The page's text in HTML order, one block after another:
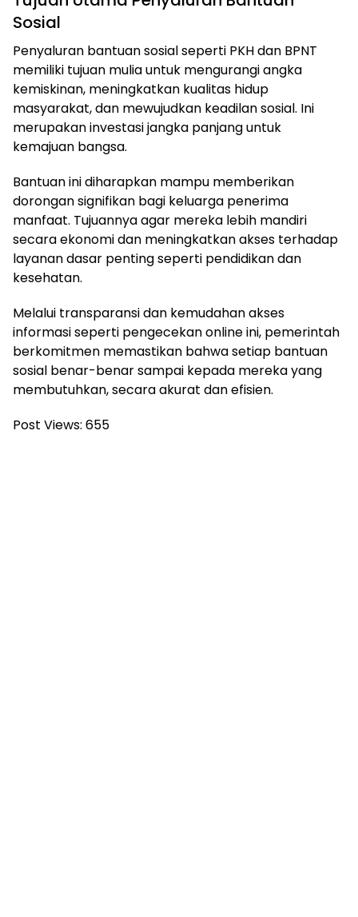
Sosial
Penyaluran bantuan sosial seperti PKH dan BPNT
memiliki tujuan mulia untuk mengurangi angka
kemiskinan, meningkatkan kualitas hidup
masyarakat, dan mewujudkan keadilan sosial. Ini
merupakan investasi jangka panjang untuk
kemajuan bangsa.
Bantuan ini diharapkan mampu memberikan
dorongan signifikan bagi keluarga penerima
manfaat. Tujuannya agar mereka lebih mandiri
secara ekonomi dan meningkatkan akses terhadap
layanan dasar penting seperti pendidikan dan
kesehatan.
Melalui transparansi dan kemudahan akses
informasi seperti pengecekan online ini, pemerintah
berkomitmen memastikan bahwa setiap bantuan
sosial benar-benar sampai kepada mereka yang
membutuhkan, secara akurat dan efisien.
Post Views: 655